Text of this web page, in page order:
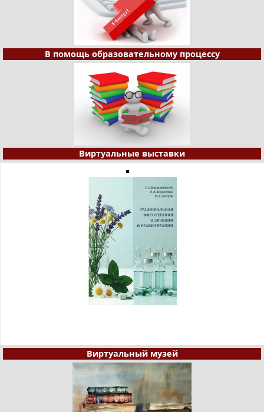
В помощь образовательному процессу
Виртуальные выставки
Виртуальный музей